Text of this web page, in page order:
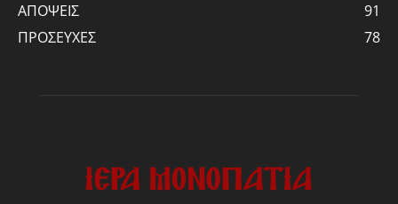
ΑΠΟΨΕΙΣ
91
ΠΡΟΣΕΥΧΕΣ
78